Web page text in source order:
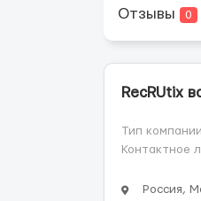
Отзывы 0
RecRUtix
Тип
Контактное
Россия,